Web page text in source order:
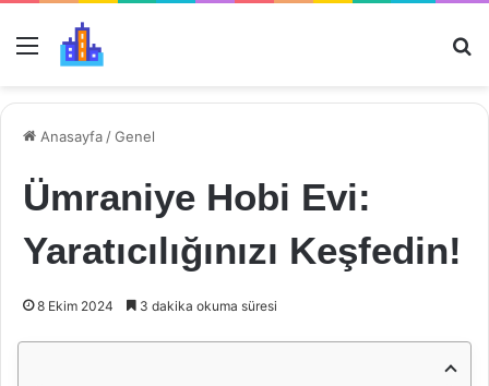
Menü
Anasayfa /Genel
Ümraniye Hobi Evi:
Yaratıcılığınızı Keşfedin!
8 Ekim 2024 3 dakika okuma süresi